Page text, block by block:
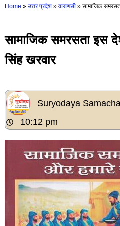
Home » उत्तर प्रदेश » वाराणसी » सामाजिक
सामाजिक समरसता इस
सिंह खरवार
Suryodaya
10:12 pm